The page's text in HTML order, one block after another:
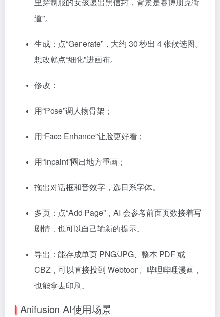
里穿制服的女孩递出黑信封，背景是赛博朋克街
道”。
生成：点“Generate”，大约 30 秒出 4 张候选图。
想改就点“细化”进画布。
修改：
用“Pose”调人物骨架；
用“Face Enhance”让脸更好看；
用“Inpaint”圈出地方重画；
拖出对话框和音效字，选日系字体。
多页：点“Add Page”，AI 会参考前面页数接着写
剧情，也可以自己输新的提示。
导出：能存成单页 PNG/JPG、整本 PDF 或
CBZ，可以直接投到 Webtoon、哔哩哔哩漫画，
也能拿去印刷。
Anifusion AI使用场景